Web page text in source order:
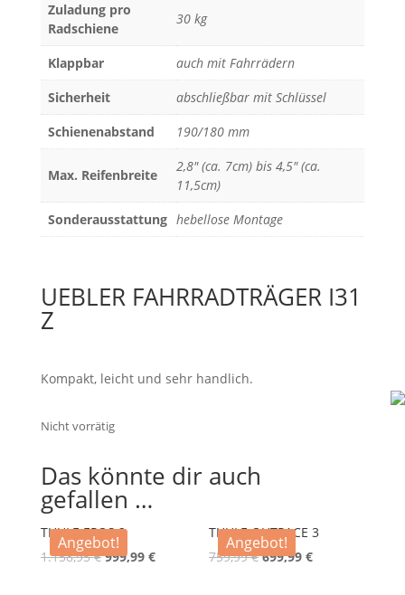
Zuladung pro
Radschiene
30 kg
Klappbar
auch mit Fahrrädern
Sicherheit
abschließbar mit Schlüssel
Schienenabstand
190/180 mm
Max. Reifenbreite
2,8" (ca. 7cm) bis 4,5" (ca.
11,5cm)
Sonderausstattung hebellose Montage
UEBLER FAHRRADTRÄGER I31
Z
Kompakt, leicht und sehr handlich.
Nicht vorrätig
Das könnte dir auch
gefallen …
Angebot!
THULE EPOS 2
1.158,95€ 999,99 €
Angebot!
THULE OUTPACE 3
759,99€ 699,99€